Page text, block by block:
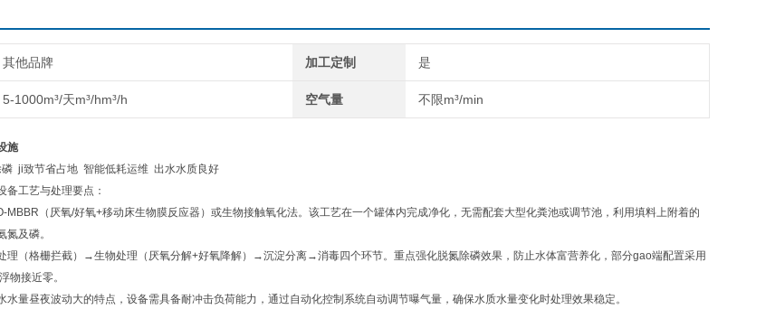
其他品牌 加工定制 是
5-1000m³/天m³/hm³/h 空气量 不限m³/min
施
ji致节省占地‌ 智能低耗运维 出水水质良好
备工艺与处理要点：
MBBR（厌氧/好氧+移动床生物膜反应器）‌或‌生物接触氧化法‌。该工艺在一个罐体内完成净化，无需配套大型化粪池或调节池，利用填料上附着的
及磷。
理（格栅拦截）→生物处理（厌氧分解+好氧降解）→沉淀分离→消毒‌四个环节。重点强化‌脱氮除磷‌效果，防止水体富营养化，部分gao端配置采用
物接近零。
水量昼夜波动大的特点，设备需具备‌耐冲击负荷能力‌，通过自动化控制系统自动调节曝气量，确保水质水量变化时处理效果稳定。‌‌